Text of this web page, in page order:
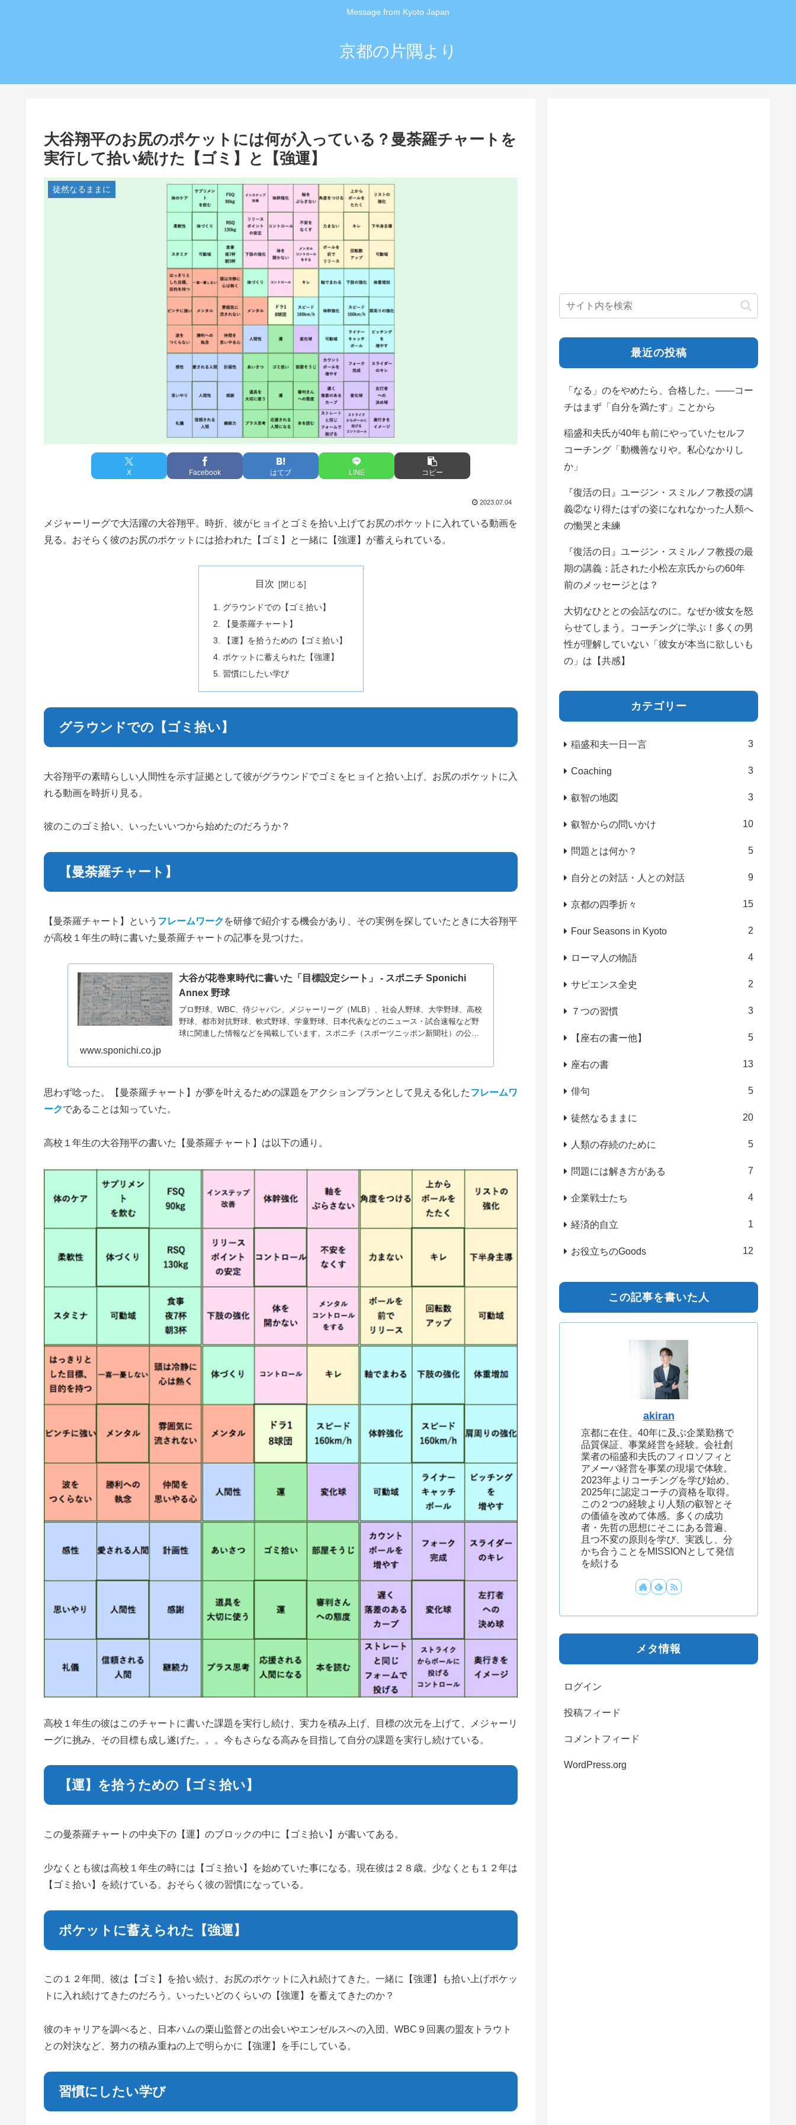
Message from Kyoto Japan
京都の片隅より
大谷翔平のお尻のポケットには何が入っている？曼荼羅チャートを
実行して拾い続けた【ゴミ】と【強運】
徒然なるままに
X Facebook はてブ LINE コピー
2023.07.04
メジャーリーグで大活躍の大谷翔平。時折、彼がヒョイとゴミを拾い上げてお尻のポケットに入れている動画を
見る。おそらく彼のお尻のポケットには拾われた【ゴミ】と一緒に【強運】が蓄えられている。
目次
グラウンドでの【ゴミ拾い】
【曼荼羅チャート】
【運】を拾うための【ゴミ拾い】
ポケットに蓄えられた【強運】
習慣にしたい学び
グラウンドでの【ゴミ拾い】
大谷翔平の素晴らしい人間性を示す証拠として彼がグラウンドでゴミをヒョイと拾い上げ、お尻のポケットに入
れる動画を時折り見る。
彼のこのゴミ拾い、いったいいつから始めたのだろうか？
【曼荼羅チャート】
【曼荼羅チャート】という フレームワーク を研修で紹介する機会があり、その実例を探していたときに大谷翔平
が高校１年生の時に書いた曼荼羅チャートの記事を見つけた。
大谷が花巻東時代に書いた「目標設定シート」 - スポニチ Sponichi
Annex 野球
プロ野球、WBC、侍ジャパン、メジャーリーグ（MLB）、社会人野球、大学野球、高校
野球、都市対抗野球、軟式野球、学童野球、日本代表などのニュース・試合速報など野
球に関連した情報などを掲載しています。スポニチ（スポーツニッポン新聞社）の公式
www.sponichi.co.jp
思わず唸った。【曼荼羅チャート】が夢を叶えるための課題をアクションプランとして見える化したフレームワ
ークであることは知っていた。
高校１年生の大谷翔平の書いた【曼荼羅チャート】は以下の通り。
高校１年生の彼はこのチャートに書いた課題を実行し続け、実力を積み上げ、目標の次元を上げて、メジャーリ
ーグに挑み、その目標も成し遂げた。。。今もさらなる高みを目指して自分の課題を実行し続けている。
【運】を拾うための【ゴミ拾い】
この曼荼羅チャートの中央下の【運】のブロックの中に【ゴミ拾い】が書いてある。
少なくとも彼は高校１年生の時には【ゴミ拾い】を始めていた事になる。現在彼は２８歳。少なくとも１２年は
【ゴミ拾い】を続けている。おそらく彼の習慣になっている。
ポケットに蓄えられた【強運】
この１２年間、彼は【ゴミ】を拾い続け、お尻のポケットに入れ続けてきた。一緒に【強運】も拾い上げポケッ
トに入れ続けてきたのだろう。いったいどのくらいの【強運】を蓄えてきたのか？
彼のキャリアを調べると、日本ハムの栗山監督との出会いやエンゼルスへの入団、WBC９回裏の盟友トラウト
との対決など、努力の積み重ねの上で明らかに【強運】を手にしている。
習慣にしたい学び
最近の投稿
「なる」のをやめたら、合格した。——コー
チはまず「自分を満たす」ことから
稲盛和夫氏が40年も前にやっていたセルフ
コーチング「動機善なりや。私心なかりし
か」
『復活の日』ユージン・スミルノフ教授の講
義②なり得たはずの姿になれなかった人類へ
の慟哭と未練
『復活の日』ユージン・スミルノフ教授の最
期の講義：託された小松左京氏からの60年
前のメッセージとは？
大切なひととの会話なのに。なぜか彼女を怒
らせてしまう。コーチングに学ぶ！多くの男
性が理解していない「彼女が本当に欲しいも
の」は【共感】
カテゴリー
稲盛和夫一日一言 3
Coaching 3
叡智の地図 3
叡智からの問いかけ 10
問題とは何か？ 5
自分との対話・人との対話 9
京都の四季折々 15
Four Seasons in Kyoto 2
ローマ人の物語 4
サピエンス全史 2
７つの習慣 3
【座右の書ー他】 5
座右の書 13
俳句 5
徒然なるままに 20
人類の存続のために 5
問題には解き方がある 7
企業戦士たち 4
経済的自立 1
お役立ちのGoods 12
この記事を書いた人
akiran
京都に在住。40年に及ぶ企業勤務で
品質保証、事業経営を経験。会社創
業者の稲盛和夫氏のフィロソフィと
アメーバ経営を事業の現場で体験。
2023年よりコーチングを学び始め、
2025年に認定コーチの資格を取得。
この２つの経験より人類の叡智とそ
の価値を改めて体感。多くの成功
者・先哲の思想にそこにある普遍、
且つ不変の原則を学び、実践し、分
かち合うことをMISSIONとして発信
を続ける
メタ情報
ログイン
投稿フィード
コメントフィード
WordPress.org